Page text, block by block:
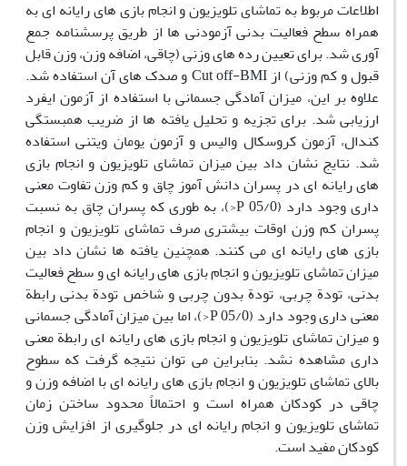
اطلاعات مربوط به تماشای تلویزیون و انجام بازی های رایانه ای به
همراه سطح فعالیت بدنی آزمودنی ها از طریق پرسشنامه جمع
آوری شد. برای تعیین رده های وزنی (چاقی، اضافه وزن، وزن قابل
قبول و کم وزنی) از Cut off-BMI و صدک های آن استفاده شد.
علاوه بر این، میزان آمادگی جسمانی با استفاده از آزمون ایفرد
ارزیابی شد. برای تجزیه و تحلیل یافته ها از ضریب همبستگی
کندال، آزمون کروسکال والیس و آزمون یومان ویتنی استفاده
شد. نتایج نشان داد بین میزان تماشای تلویزیون و انجام بازی
های رایانه ای در پسران دانش آموز چاق و کم وزن تفاوت معنی
داری وجود دارد (05/0 P<)، به طوری که پسران چاق به نسبت
پسران کم وزن اوقات بیشتری صرف تماشای تلویزیون و انجام
بازی های رایانه ای می کنند. همچنین یافته ها نشان داد بین
میزان تماشای تلویزیون و انجام بازی های رایانه ای و سطح فعالیت
بدنی، تودة چربی، تودة بدون چربی و شاخص تودة بدنی رابطة
معنی داری وجود دارد (05/0 P<)، اما بین میزان آمادگی جسمانی
و میزان تماشای تلویزیون و انجام بازی های رایانه ای رابطة معنی
داری مشاهده نشد. بنابراین می توان نتیجه گرفت که سطوح
بالای تماشای تلویزیون و انجام بازی های رایانه ای با اضافه وزن و
چاقی در کودکان همراه است و احتمالاً محدود ساختن زمان
تماشای تلویزیون و انجام رایانه ای در جلوگیری از افزایش وزن
کودکان مفید است.